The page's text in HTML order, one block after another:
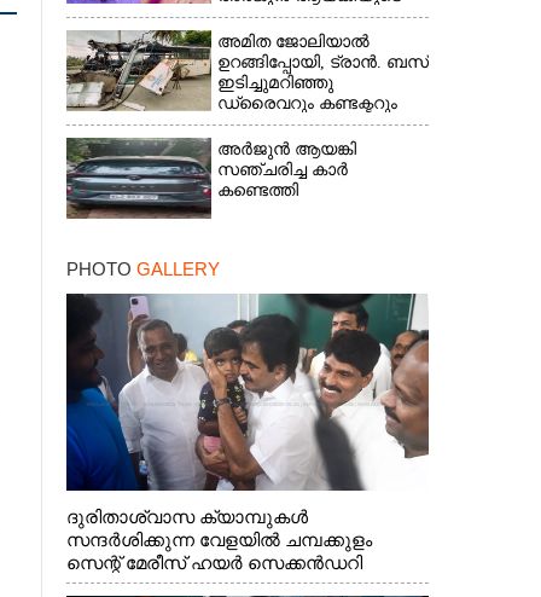
മറുപടി
അമിത ജോലിയാൽ
ഉറങ്ങിപ്പോയി, ട്രാൻ. ബസ്
ഇടിച്ചുമറിഞ്ഞു
ഡ്രൈവറും കണ്ടക്ടറും
മരിച്ചു സംഭവം മൈസൂരു
-ബെംഗളൂരു
ദേശീയപാതയിൽ 20
പേർക്ക് പരിക്ക്, നാലു
അർജുൻ ആയങ്കി
സഞ്ചരിച്ച കാർ
കണ്ടെത്തി
PHOTO GALLERY
ദുരിതാശ്വാസ ക്യാമ്പുകൾ
സന്ദർശിക്കുന്ന വേളയിൽ ചമ്പക്കുളം
സെന്റ് മേരീസ് ഹയർ സെക്കൻഡറി
സ്കൂളിലെ ക്യാമ്പിലെത്തിയ എ.ഐ.സി.സി